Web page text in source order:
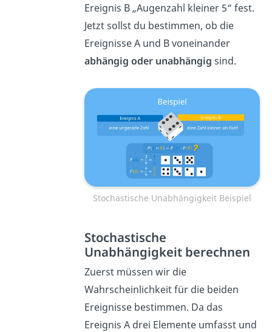
Ereignis B „Augenzahl kleiner 5“ fest.
Jetzt sollst du bestimmen, ob die
Ereignisse A und B voneinander
abhängig oder unabhängig sind.
Stochastische Unabhängigkeit Beispiel
Stochastische
Unabhängigkeit berechnen
Zuerst müssen wir die
Wahrscheinlichkeit für die beiden
Ereignisse bestimmen. Da das
Ereignis A drei Elemente umfasst und